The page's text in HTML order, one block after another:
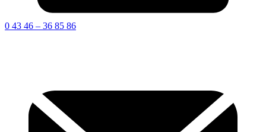
0 43 46 – 36 85 86